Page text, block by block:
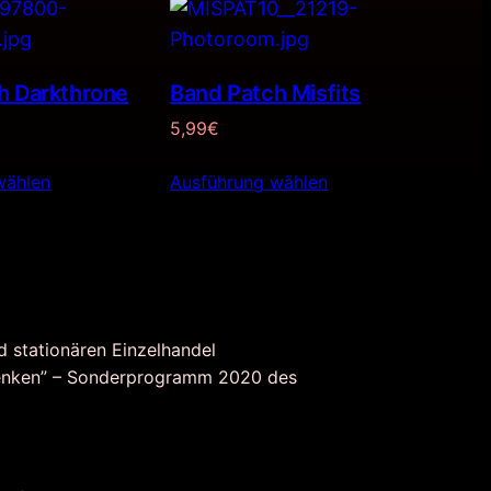
Darkthrone Band Patch Misfits
5,99€
Ausführung wählen
stationären Einzelhandel
– Sonderprogramm 2020 des